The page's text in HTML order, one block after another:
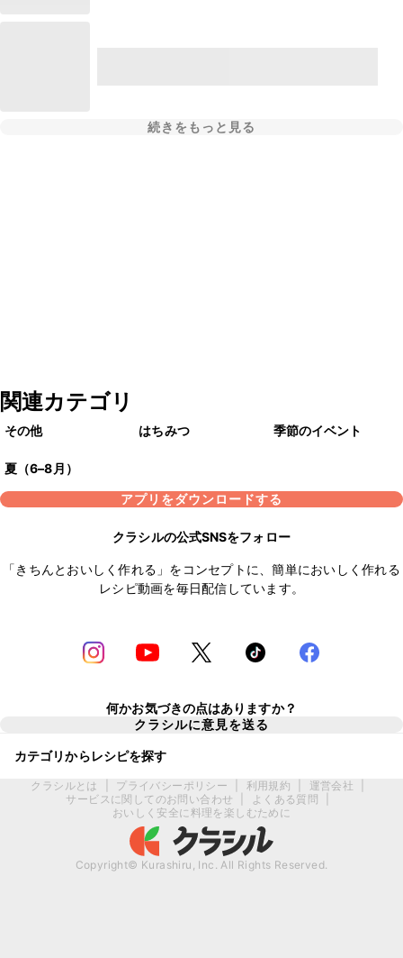
続きをもっと見る
関連カテゴリ
その他 はちみつ 季節のイベント
夏（6–8月）
アプリをダウンロードする
クラシルの公式SNSをフォロー
「きちんとおいしく作れる」をコンセプトに、簡単においしく作れる
レシピ動画を毎日配信しています。
何かお気づきの点はありますか？
クラシルに意見を送る
カテゴリからレシピを探す
クラシルとは プライバシーポリシー 利用規約 運営会社
サービスに関してのお問い合わせ
よくある質問
おいしく安全に料理を楽しむために
Copyright© Kurashiru, Inc. All Rights Reserved.